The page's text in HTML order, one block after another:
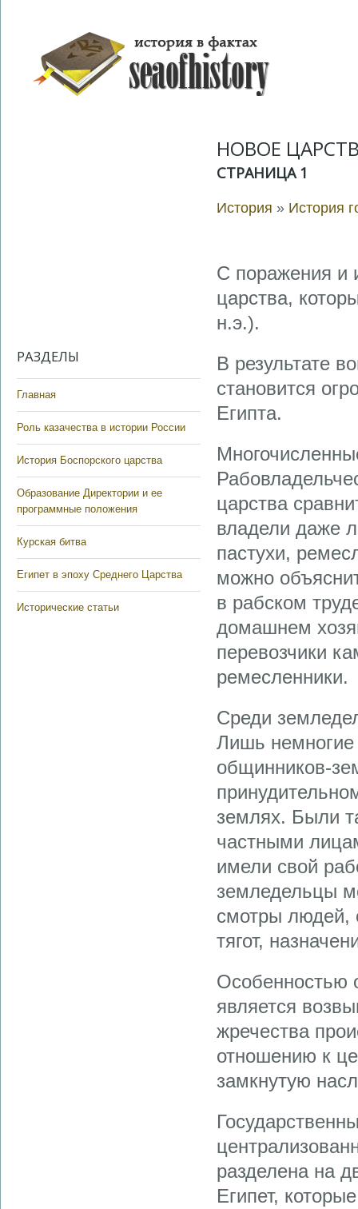
РАЗДЕЛЫ
Главная
Роль казачества в истории России
История Боспорского царства
Образование Директории и ее
программные положения
Курская битва
Египет в эпоху Среднего Царства
Исторические статьи
НОВОЕ
СТРАНИЦА 1
История » История
С поражения и
царства,
н.э.).
В результате
становится
Египта.
царства
владели даже
пастухи,
можно
в рабском
домашнем
перевозчики
ремесленники.
Среди
Лишь немногие
общинников-
землях. Были
частными
имели свой
земледельцы
смотры людей,
тягот,
Особенностью
является
жречества
отношению к
замкнутую
разделена на
Египет,